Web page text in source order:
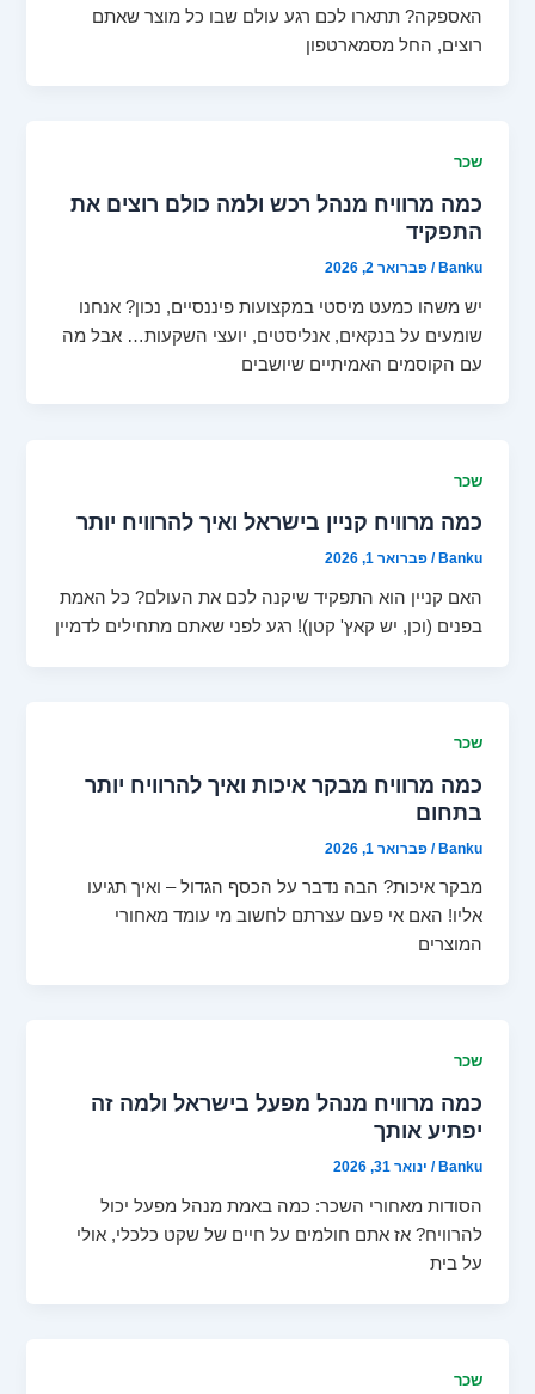
האספקה? תתארו לכם רגע עולם שבו כל מוצר שאתם
רוצים, החל מסמארטפון
שכר
כמה מרוויח מנהל רכש ולמה כולם רוצים את
התפקיד
Banku
/פברואר 2, 2026
יש משהו כמעט מיסטי במקצועות פיננסיים, נכון? אנחנו
שומעים על בנקאים, אנליסטים, יועצי השקעות… אבל מה
עם הקוסמים האמיתיים שיושבים
שכר
כמה מרוויח קניין בישראל ואיך להרוויח יותר
Banku
/פברואר 1, 2026
האם קניין הוא התפקיד שיקנה לכם את העולם? כל האמת
בפנים (וכן, יש קאץ' קטן)! רגע לפני שאתם מתחילים לדמיין
שכר
כמה מרוויח מבקר איכות ואיך להרוויח יותר
בתחום
Banku
/פברואר 1, 2026
מבקר איכות? הבה נדבר על הכסף הגדול – ואיך תגיעו
אליו! האם אי פעם עצרתם לחשוב מי עומד מאחורי
המוצרים
שכר
כמה מרוויח מנהל מפעל בישראל ולמה זה
יפתיע אותך
Banku
/ ינואר 31, 2026
הסודות מאחורי השכר: כמה באמת מנהל מפעל יכול
להרוויח? אז אתם חולמים על חיים של שקט כלכלי, אולי
על בית
שכר